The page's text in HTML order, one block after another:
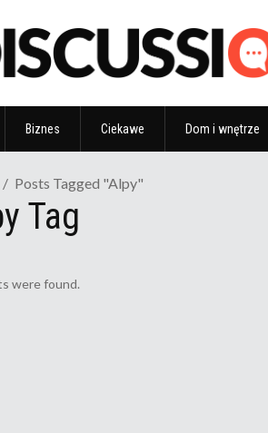
Biznes Ciekawe Dom i wnętrze
Posts Tagged "alpy"
Tag
were found.